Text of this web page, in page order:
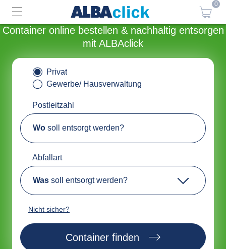
0
Container online bestellen & nachhaltig entsorgen
mit ALBAclick
Privat
Gewerbe/ Hausverwaltung
Postleitzahl
Wo soll entsorgt werden?
Abfallart
Was soll entsorgt werden?
Nicht sicher?
Container finden